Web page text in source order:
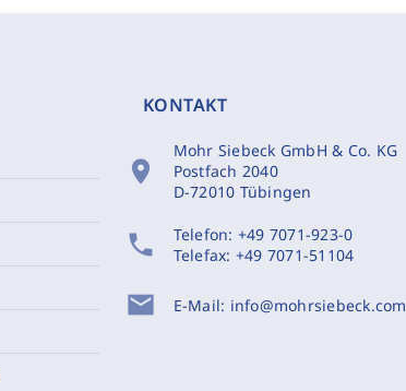
KONTAKT
location_on
Mohr Siebeck GmbH & Co. KG
Postfach 2040
D-72010 Tübingen
phone Telefon: +49 7071-923-0
Telefax: +49 7071-51104
mail E-Mail: info@mohrsiebeck.com